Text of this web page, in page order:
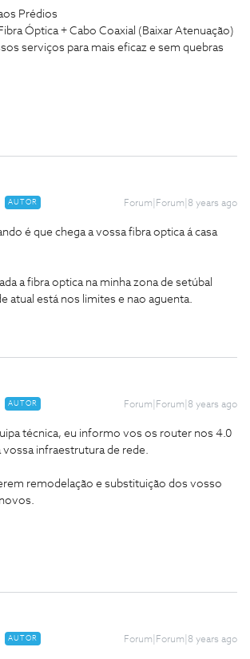
Prédios
Óptica + Cabo Coaxial (Baixar Atenuação)
serviços para mais eficaz e sem quebras
AUTOR Forum|Forum|8 years ago
é que chega a vossa fibra optica á casa
a fibra optica na minha zona de setúbal
atual está nos limites e nao aguenta.
AUTOR Forum|Forum|8 years ago
técnica, eu informo vos os router nos 4.0
vossa infraestrutura de rede.
remodelação e substituição dos vosso
AUTOR Forum|Forum|8 years ago